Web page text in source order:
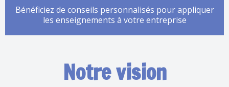
Bénéficiez de conseils personnalisés pour appliquer
les enseignements à votre entreprise
Notre vision